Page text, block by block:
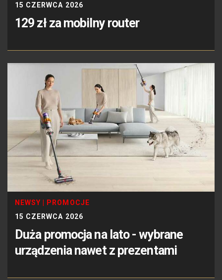
15 CZERWCA 2026
129 zł za mobilny router
NEWSY
PROMOCJE
15 CZERWCA 2026
Duża promocja na lato - wybrane
urządzenia nawet z prezentami